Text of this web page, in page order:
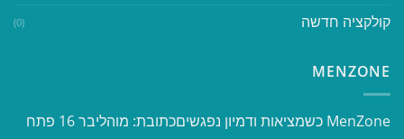
קולקציה חדשה (0)
MENZONE
​​MenZone כשמציאות ודמיון נפגשים​ כתובת: מוהליבר 16 פתח